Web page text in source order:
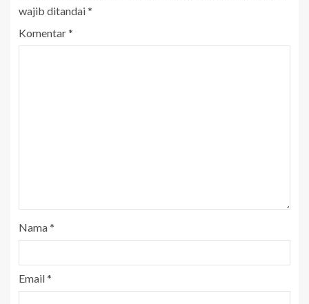
wajib ditandai*
Komentar*
Nama*
Email*